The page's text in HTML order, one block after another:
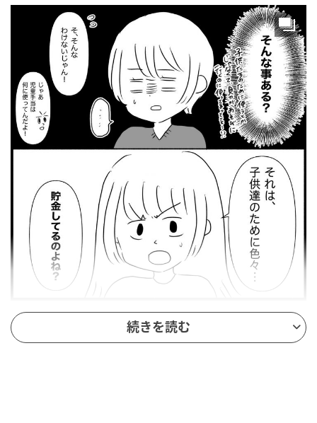
エキサイトニュース
続きを読む